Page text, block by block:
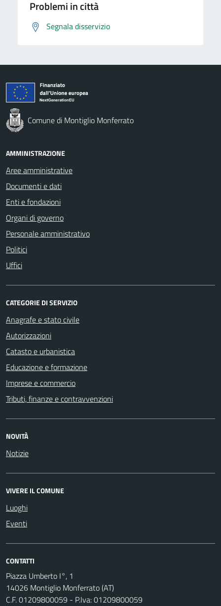
Problemi in città
Segnala disservizio
Comune di Montiglio Monferrato
AMMINISTRAZIONE
Aree amministrative
Documenti e dati
Enti e fondazioni
Organi di governo
Personale amministrativo
Politici
Uffici
CATEGORIE DI SERVIZIO
Anagrafe e stato civile
Autorizzazioni
Catasto e urbanistica
Educazione e formazione
Imprese e commercio
Tributi, finanze e contravvenzioni
NOVITÀ
Notizie
VIVERE IL COMUNE
Luoghi
Eventi
CONTATTI
Piazza Umberto I°, 1
14026 Montiglio Monferrato (AT)
C.F. 01209800059 - P.Iva: 01209800059